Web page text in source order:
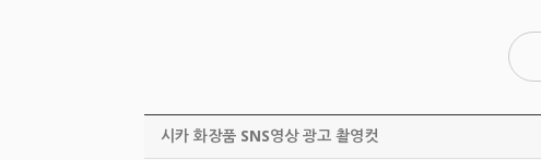
시카 화장품 SNS영상 광고 촬영컷